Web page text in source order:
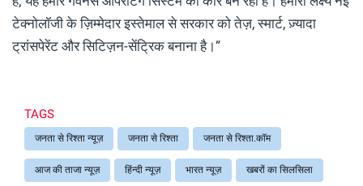
टेक्नोलॉजी के ज़िम्मेदार इस्तेमाल से सरकार को तेज़, स्मार्ट, ज़्यादा
ट्रांसपेरेंट और सिटिज़न-सेंट्रिक बनाना है।”
TAGS
जनता से रिश्ता न्यूज़ जनता से रिश्ता जनता से रिश्ता.कॉम
आज की ताजा न्यूज़ हिंन्दी न्यूज़ भारत न्यूज़ खबरों का सिलसिला